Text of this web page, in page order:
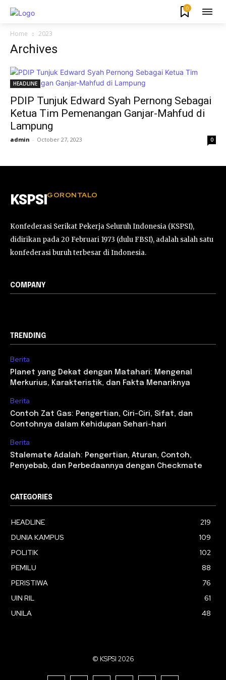
0
Home 2023
Archives
HEADLINE
PDIP Tunjuk Edward Syah Pernong Sebagai
Ketua Tim Pemenangan Ganjar-Mahfud di
Lampung
admin - October 27, 2023 0
KSPSI GORONTALO
Konfederasi Serikat Pekerja Seluruh Indonesia (KSPSI),
didirikan pada 20 Februari 1973 (dulu FBSI), adalah salah satu
konfederasi buruh terbesar di Indonesia.
COMPANY
TRENDING
Berita
Planet yang Dekat dengan Matahari: Mengenal
Merkurius, Karakteristik, dan Fakta Menariknya
Berita
Contoh Zat Gas: Pengertian, Ciri-Ciri, Sifat, dan
Contohnya dalam Kehidupan Sehari-hari
Berita
Stalemate Adalah: Pengertian, Aturan, Contoh,
Penyebab, dan Perbedaannya dengan Checkmate
CATEGORIES
HEADLINE
219
DUNIA KAMPUS
109
POLITIK
102
PEMILU
88
PERISTIWA
76
UIN RIL
61
UNILA
48
© KSPSI 2026